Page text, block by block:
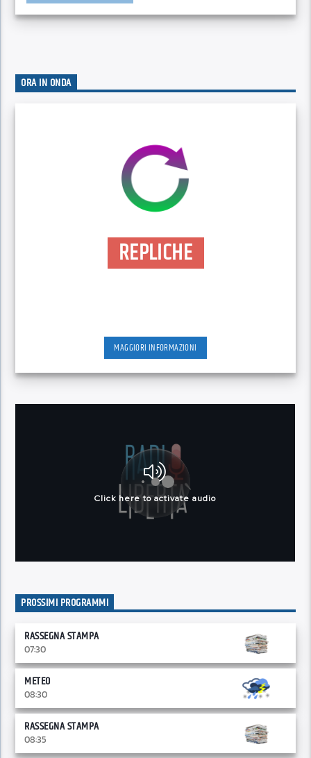
ORA IN ONDA
REPLICHE
MAGGIORI INFORMAZIONI
PROSSIMI PROGRAMMI
RASSEGNA STAMPA
07:30
METEO
08:30
RASSEGNA STAMPA
08:35